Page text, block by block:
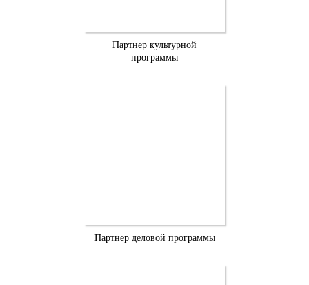
Партнер культурной
программы
Партнер деловой программы